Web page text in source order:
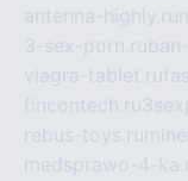
antenna-highly.ru
3-sex-porn.ru
viagra-tablet.ru
fincontech.ru
rebus-toys.ru
medsprawo-4-